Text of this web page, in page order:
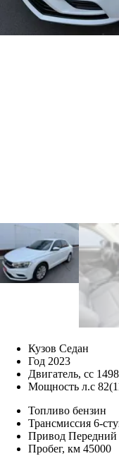
Кузов Седан
Год 2023
Двигатель, cc 1498
Мощность л.c
Топливо бензин
Трансмиссия 6-
Привод Передний
Пробег, км 45000